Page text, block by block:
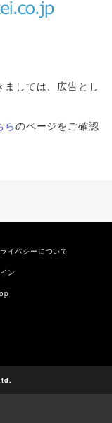
しては、広告とし
らのページをご確認
イバシーについて
ン